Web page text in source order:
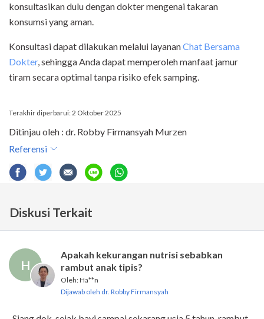
konsultasikan dulu dengan dokter mengenai takaran
konsumsi yang aman.
Konsultasi dapat dilakukan melalui layananChat Bersama
Dokter, sehingga Anda dapat memperoleh manfaat jamur
tiram secara optimal tanpa risiko efek samping.
Terakhir diperbarui: 2 Oktober 2025